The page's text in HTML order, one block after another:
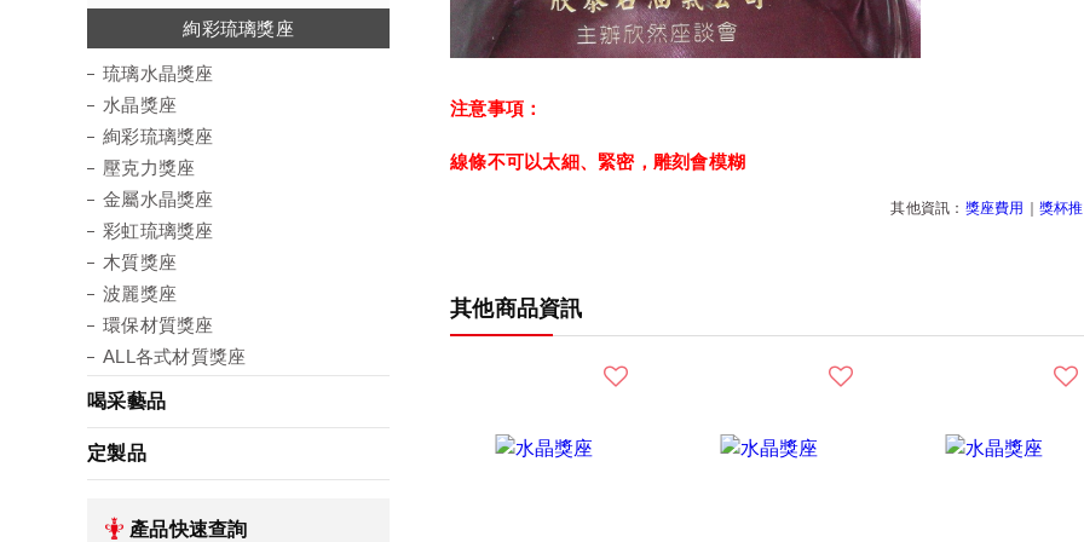
琉璃水晶獎座
水晶獎座
絢彩琉璃獎座
壓克力獎座
金屬水晶獎座
彩虹琉璃獎座
木質獎座
波麗獎座
環保材質獎座
琉璃水晶獎座
水晶獎座
絢彩琉璃獎座
壓克力獎座
金屬水晶獎座
彩虹琉璃獎座
木質獎座
波麗獎座
環保材質獎座
ALL各式材質獎座
喝采藝品
定製品
產品快速查詢
注意事項：
線條不可以太細、緊密，雕刻會模糊
其他資訊： 獎座費用 獎杯
其他商品資訊